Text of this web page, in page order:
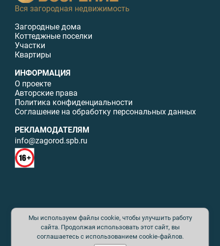
Вся загородная недвижимость
Загородные дома
Коттеджные поселки
Участки
Квартиры
ИНФОРМАЦИЯ
О проекте
Авторские права
Политика конфиденциальности
Соглашение на обработку персональных данных
РЕКЛАМОДАТЕЛЯМ
info@zagorod.spb.ru
© ИП Малыщева Б.Л. Все права защищены. Перепечатка материалов
данного сайта возможна только с письменного разрешения. При
цитировании ссылка на www.zagorod.spb.ru обязательна. Редакция не
несет ответственности за содержание рекламных материалов. Все
рекламируемые товары и услуги имеют необходимые сертификаты и
Мы используем файлы cookie, чтобы улучшить работу
сайта. Продолжая использовать этот сайт, вы
соглашаетесь с использованием cookie-файлов.